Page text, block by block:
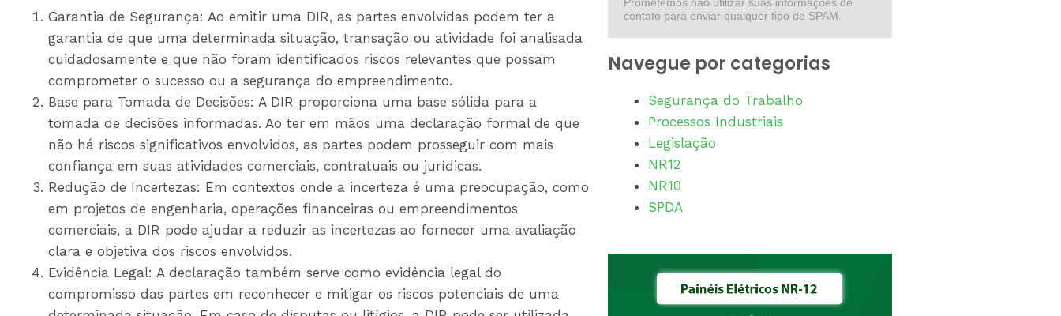
Garantia de Segurança: Ao emitir uma DIR, as partes envolvidas podem ter a
garantia de que uma determinada situação, transação ou atividade foi analisada
cuidadosamente e que não foram identificados riscos relevantes que possam
comprometer o sucesso ou a segurança do empreendimento.
Base para Tomada de Decisões: A DIR proporciona uma base sólida para a
tomada de decisões informadas. Ao ter em mãos uma declaração formal de que
não há riscos significativos envolvidos, as partes podem prosseguir com mais
confiança em suas atividades comerciais, contratuais ou jurídicas.
Redução de Incertezas: Em contextos onde a incerteza é uma preocupação, como
em projetos de engenharia, operações financeiras ou empreendimentos
comerciais, a DIR pode ajudar a reduzir as incertezas ao fornecer uma avaliação
clara e objetiva dos riscos envolvidos.
Evidência Legal: A declaração também serve como evidência legal do
compromisso das partes em reconhecer e mitigar os riscos potenciais de uma
contato para enviar qualquer tipo de SPAM.
Navegue por categorias
Segurança do Trabalho
Processos Industriais
Legislação
NR12
NR10
SPDA